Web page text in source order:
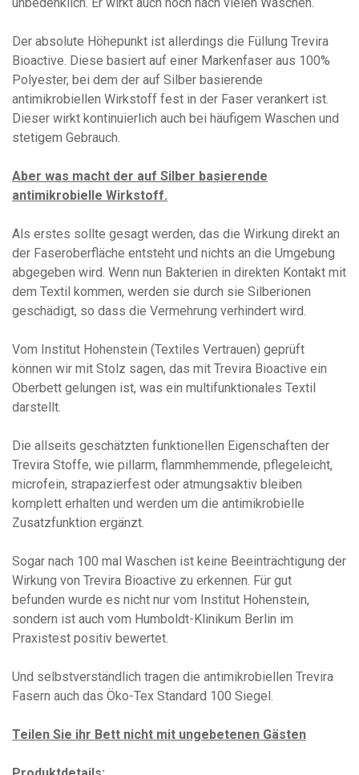
Der absolute Höhepunkt ist allerdings die Füllung Trevira
Bioactive. Diese basiert auf einer Markenfaser aus 100%
Polyester, bei dem der auf Silber basierende
antimikrobiellen Wirkstoff fest in der Faser verankert ist.
Dieser wirkt kontinuierlich auch bei häufigem Waschen und
stetigem Gebrauch.
Aber was macht der auf Silber basierende
antimikrobielle Wirkstoff.
Als erstes sollte gesagt werden, das die Wirkung direkt an
der Faseroberfläche entsteht und nichts an die Umgebung
abgegeben wird. Wenn nun Bakterien in direkten Kontakt mit
dem Textil kommen, werden sie durch sie Silberionen
geschädigt, so dass die Vermehrung verhindert wird.
Vom Institut Hohenstein (Textiles Vertrauen) geprüft
können wir mit Stolz sagen, das mit Trevira Bioactive ein
Oberbett gelungen ist, was ein multifunktionales Textil
darstellt.
Die allseits geschätzten funktionellen Eigenschaften der
Trevira Stoffe, wie pillarm, flammhemmende, pflegeleicht,
microfein, strapazierfest oder atmungsaktiv bleiben
komplett erhalten und werden um die antimikrobielle
Zusatzfunktion ergänzt.
Sogar nach 100 mal Waschen ist keine Beeinträchtigung der
Wirkung von Trevira Bioactive zu erkennen. Für gut
befunden wurde es nicht nur vom Institut Hohenstein,
sondern ist auch vom Humboldt-Klinikum Berlin im
Praxistest positiv bewertet.
Und selbstverständlich tragen die antimikrobiellen Trevira
Fasern auch das Öko-Tex Standard 100 Siegel.
Teilen Sie ihr Bett nicht mit ungebetenen Gästen